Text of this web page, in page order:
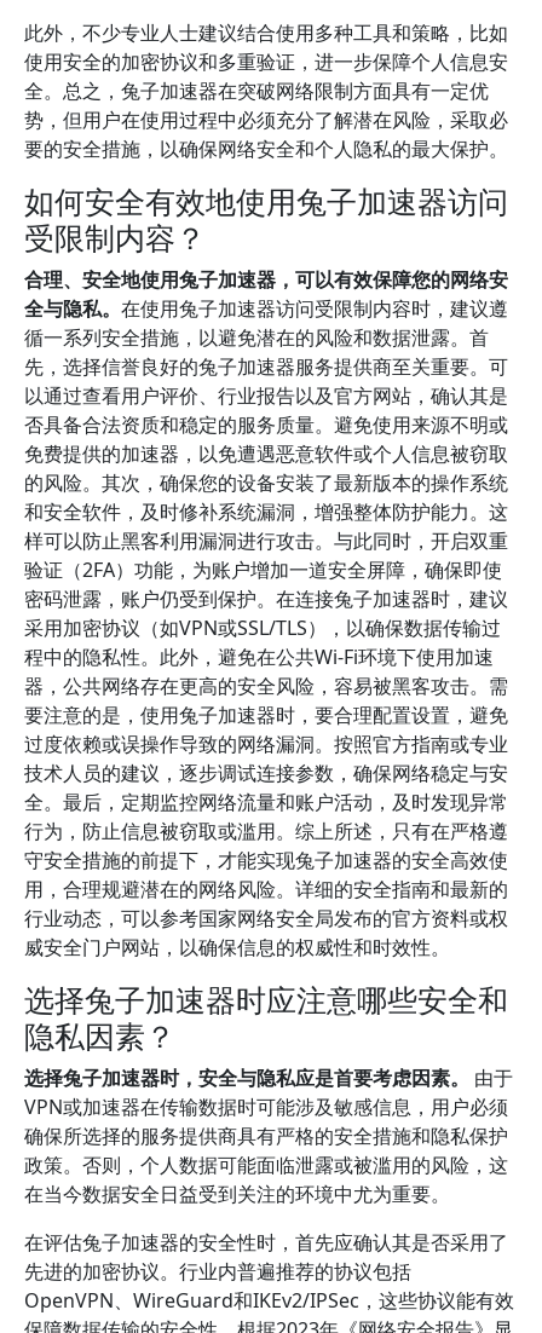
此外，不少专业人士建议结合使用多种工具和策略，比如
使用安全的加密协议和多重验证，进一步保障个人信息安
全。总之，兔子加速器在突破网络限制方面具有一定优
势，但用户在使用过程中必须充分了解潜在风险，采取必
要的安全措施，以确保网络安全和个人隐私的最大保护。
如何安全有效地使用兔子加速器访问
受限制内容？
合理、安全地使用兔子加速器，可以有效保障您的网络安
全与隐私。 在使用兔子加速器访问受限制内容时，建议遵
循一系列安全措施，以避免潜在的风险和数据泄露。首
先，选择信誉良好的兔子加速器服务提供商至关重要。可
以通过查看用户评价、行业报告以及官方网站，确认其是
否具备合法资质和稳定的服务质量。避免使用来源不明或
免费提供的加速器，以免遭遇恶意软件或个人信息被窃取
的风险。其次，确保您的设备安装了最新版本的操作系统
和安全软件，及时修补系统漏洞，增强整体防护能力。这
样可以防止黑客利用漏洞进行攻击。与此同时，开启双重
验证（2FA）功能，为账户增加一道安全屏障，确保即使
密码泄露，账户仍受到保护。在连接兔子加速器时，建议
采用加密协议（如VPN或SSL/TLS），以确保数据传输过
程中的隐私性。此外，避免在公共Wi-Fi环境下使用加速
器，公共网络存在更高的安全风险，容易被黑客攻击。需
要注意的是，使用兔子加速器时，要合理配置设置，避免
过度依赖或误操作导致的网络漏洞。按照官方指南或专业
技术人员的建议，逐步调试连接参数，确保网络稳定与安
全。最后，定期监控网络流量和账户活动，及时发现异常
行为，防止信息被窃取或滥用。综上所述，只有在严格遵
守安全措施的前提下，才能实现兔子加速器的安全高效使
用，合理规避潜在的网络风险。详细的安全指南和最新的
行业动态，可以参考国家网络安全局发布的官方资料或权
威安全门户网站，以确保信息的权威性和时效性。
选择兔子加速器时应注意哪些安全和
隐私因素？
选择兔子加速器时，安全与隐私应是首要考虑因素。
由于
VPN或加速器在传输数据时可能涉及敏感信息，用户必须
确保所选择的服务提供商具有严格的安全措施和隐私保护
政策。否则，个人数据可能面临泄露或被滥用的风险，这
在当今数据安全日益受到关注的环境中尤为重要。
在评估兔子加速器的安全性时，首先应确认其是否采用了
先进的加密协议。行业内普遍推荐的协议包括
OpenVPN、WireGuard和IKEv2/IPSec，这些协议能有效